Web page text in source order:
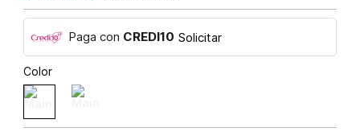
Paga con CREDI10 Solicitar
Color